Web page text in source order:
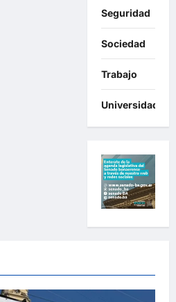
Seguridad
Sociedad
Trabajo
Universidades